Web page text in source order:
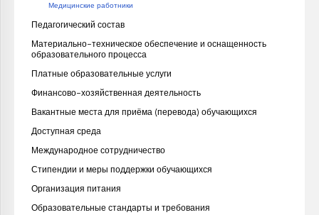
Медицинские работники
Педагогический состав
Материально-техническое обеспечение и оснащенность
образовательного процесса
Платные образовательные услуги
Финансово-хозяйственная деятельность
Вакантные места для приёма (перевода) обучающихся
Доступная среда
Международное сотрудничество
Стипендии и меры поддержки обучающихся
Организация питания
Образовательные стандарты и требования